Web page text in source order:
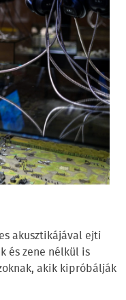
akusztikájával ejti
és zene nélkül is
akik kipróbálják